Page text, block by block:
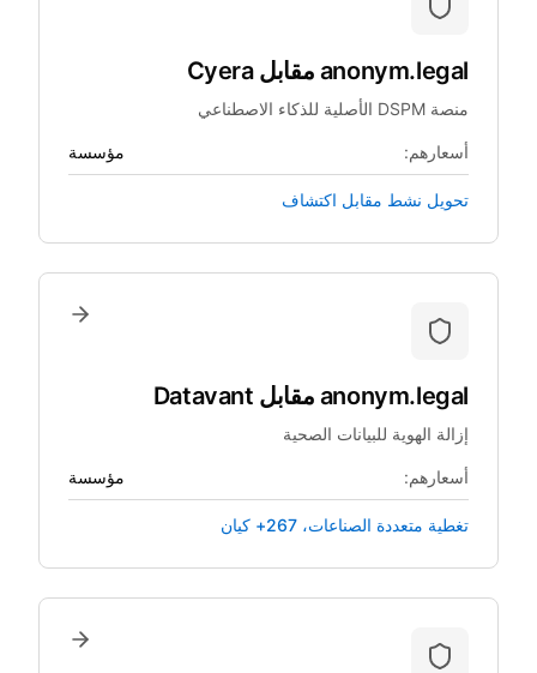
anonym.legal مقابل Cyera
منصة DSPM الأصلية للذكاء الاصطناعي
أسعارهم: مؤسسة
تحويل نشط مقابل اكتشاف
anonym.legal مقابل Datavant
إزالة الهوية للبيانات الصحية
أسعارهم: مؤسسة
تغطية متعددة الصناعات، 267+ كيان